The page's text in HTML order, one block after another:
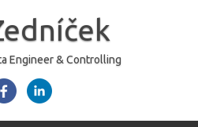
Engineer & Controlling